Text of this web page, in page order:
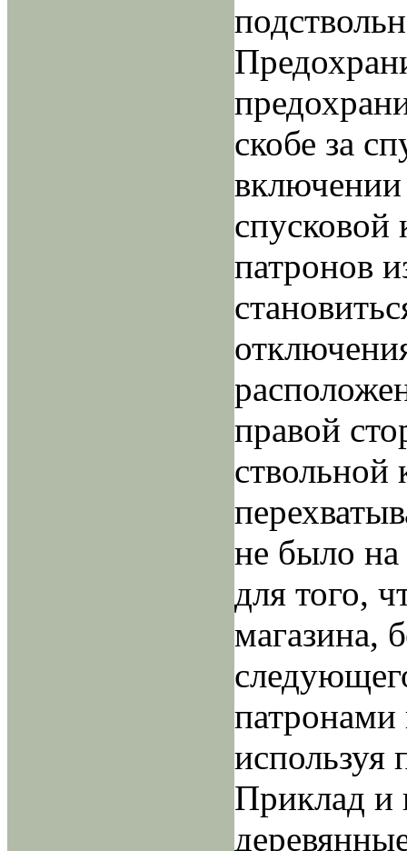
скобе за
включении
спусковой
патронов
правой
ствольной
не было на
для того,
магазина,
используя
Приклад и